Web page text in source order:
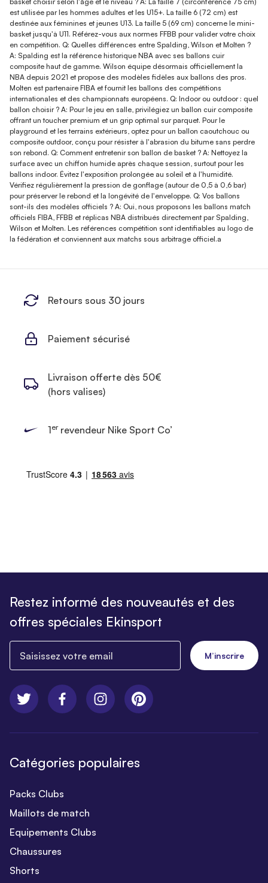
est utilisée par les hommes adultes et les U15+. La taille 6 (72 cm) est
destinée aux féminines et jeunes U13. La taille 5 (69 cm) concerne le mini-
basket jusqu'à U11. Référez-vous aux normes FFBB pour valider votre choix
en compétition. Q: Quelles différences entre Spalding, Wilson et Molten ?
A: Spalding est la référence historique NBA avec ses ballons cuir
composite haut de gamme. Wilson équipe désormais officiellement la
NBA depuis 2021 et propose des modèles fidèles aux ballons des pros.
Molten est partenaire FIBA et fournit les ballons des compétitions
internationales et des championnats européens. Q: Indoor ou outdoor : quel
ballon choisir ? A: Pour le jeu en salle, privilégiez un ballon cuir composite
offrant un toucher premium et un grip optimal sur parquet. Pour le
playground et les terrains extérieurs, optez pour un ballon caoutchouc ou
composite outdoor, conçu pour résister à l'abrasion du bitume sans perdre
son rebond. Q: Comment entretenir son ballon de basket ? A: Nettoyez la
surface avec un chiffon humide après chaque session, surtout pour les
ballons indoor. Évitez l'exposition prolongée au soleil et à l'humidité.
Vérifiez régulièrement la pression de gonflage (autour de 0,5 à 0,6 bar)
pour préserver le rebond et la longévité de l'enveloppe. Q: Vos ballons
sont-ils des modèles officiels ? A: Oui, nous proposons les ballons match
officiels FIBA, FFBB et réplicas NBA distribués directement par Spalding,
Wilson et Molten. Les références compétition sont identifiables au logo de
la fédération et conviennent aux matchs sous arbitrage officiel.a
Retours sous 30 jours
Paiement sécurisé
Livraison offerte dès 50€
(hors valises)
1errevendeur Nike Sport Co’
Restez informé des nouveautés et des
offres spéciales Ekinsport
M’inscrire
Catégories populaires
Packs Clubs
Maillots de match
Equipements Clubs
Chaussures
Shorts